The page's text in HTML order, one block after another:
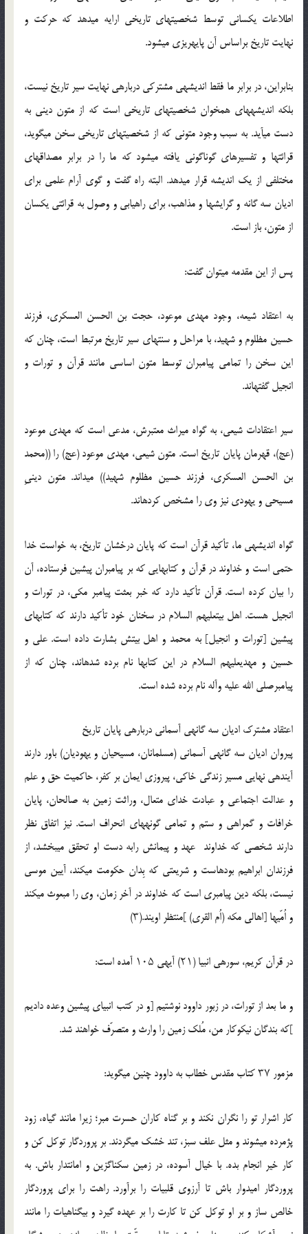
اطلاعات یکسانی توسط شخصیت‏های تاریخی ارایه می‏دهد که حرکت و
نهایت تاریخ براساس آن پایه‏ریزی می‏شود.
بنابراین، در برابر ما فقط اندیشه‏ی مشترکی درباره‏ی نهایت سیر تاریخ نیست،
بلکه اندیشه‏های هم‏خوان شخصیت‏های تاریخی است که از متون دینی به
دست می‏آید. به سبب وجود متونی که از شخصیت‏های تاریخی سخن می‏گوید،
قرائت‏ها و تفسیرهای گوناگونی یافته می‏شود که ما را در برابر مصداق‏های
مختلفی از یک اندیشه قرار می‏دهد. البته راه گفت و گوی آرام علمی برای
ادیان سه گانه و گرایش‏ها و مذاهب، برای راه‏یابی و وصول به قرائتی یکسان
از متون، باز است.
پس از این مقدمه می‏توان گفت:
به اعتقاد شیعه، وجود مهدی موعود، حجت بن الحسن العسکری، فرزند
حسین مظلوم و شهید، با مراحل و سنت‏های سیر تاریخ مرتبط است، چنان که
این سخن را تمامی پیامبران توسط متون اساسی مانند قرآن و تورات و
انجیل گفته‏اند.
سیر اعتقادات شیعی، به گواه میراث معتبرش، مدعی است که مهدی موعود
(عج)، قهرمان پایان تاریخ است. متون شیعی، مهدی موعود (عج) را ((محمد
بن الحسن العسکری، فرزند حسین مظلوم شهید)) می‏داند. متون دینیِ
مسیحی و یهودی نیز وی را مشخص کرده‏اند.
گواه اندیشه‏ی ما، تأکید قرآن است که پایان درخشان تاریخ، به خواست خدا
حتمی است و خداوند در قرآن و کتاب‏هایی که بر پیامبران پیشین فرستاده، آن
را بیان کرده است. قرآن تأکید دارد که خبر بعثت پیامبر مکی، در تورات و
انجیل هست. اهل بیت‏علیهم السلام در سخنان خود تأکید دارند که کتاب‏های
پیشین [تورات و انجیل‏] به محمد و اهل بیتش بشارت داده است. علی و
حسین و مهدی‏علیهم السلام در این کتاب‏ها نام برده شده‏اند، چنان که از
پیامبرصلی الله علیه وآله نام برده شده است.
اعتقاد مشترک ادیان سه گانه‏ی آسمانی درباره‏ی پایان تاریخ‏
پیروان ادیان سه گانه‏ی آسمانی (مسلمانان، مسیحیان و یهودیان) باور دارند
آینده‏ی نهایی مسیر زندگی خاکی، پیروزی ایمان بر کفر، حاکمیت حق و علم
و عدالت اجتماعی و عبادت خدای متعال، وراثت زمین به صالحان، پایان
خرافات و گمراهی و ستم و تمامی گونه‏های انحراف است. نیز اتفاق نظر
دارند شخصی که خداوند عهد و پیمانش رابه دست او تحقق می‏بخشد، از
فرزندان ابراهیم بوده‏است و شریعتی که بِدان حکومت می‏کند، آیین موسی
نیست، بلکه دین پیامبری است که خداوند در آخر زمان، وی را مبعوث می‏کند
و اُمّی‏ها [اهالی مکه (اُم القری) ]منتظر اویند.(۳)
در قرآن کریم، سوره‏ی انبیا (۲۱) آیه‏ی ۱۰۵ آمده است:
و ما بعد از تورات، در زبور داوود نوشتیم [و در کتب انبیای پیشین وعده دادیم
]که بندگان نیکوکار من، مُلک زمین را وارث و متصرّف خواهند شد.
مزمور ۳۷ کتاب مقدس خطاب به داوود چنین می‏گوید:
کار اشرار تو را نگران نکند و بر گناه کاران حسرت مبر؛ زیرا مانند گیاه، زود
پژمرده می‏شوند و مثل علف سبز، تند خشک می‏گردند. بر پروردگار توکل کن و
کار خیر انجام بده. با خیال آسوده، در زمین سکناگزین و امانت‏دار باش. به
پروردگار امیدوار باش تا آرزوی قلبی‏ات را برآورد. راهت را برای پروردگار
خالص ساز و بر او توکل کن تا کارت را بر عهده گیرد و بی‏گناهی‏ات را مانند